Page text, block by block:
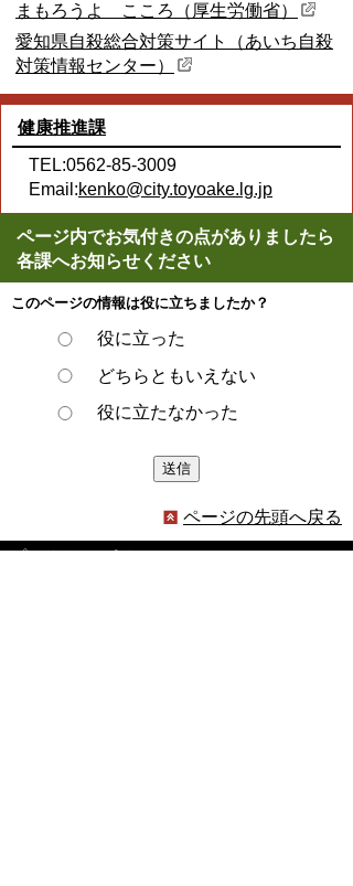
まもろうよ こころ（厚生労働省）
愛知県自殺総合対策サイト（あいち自殺
対策情報センター）
健康推進課
TEL:0562-85-3009
Email:kenko@city.toyoake.lg.jp
ページ内でお気付きの点がありましたら
各課へお知らせください
このページの情報は役に立ちましたか？
役に立った
どちらともいえない
役に立たなかった
ページの先頭へ戻る
プライバシーポリシー